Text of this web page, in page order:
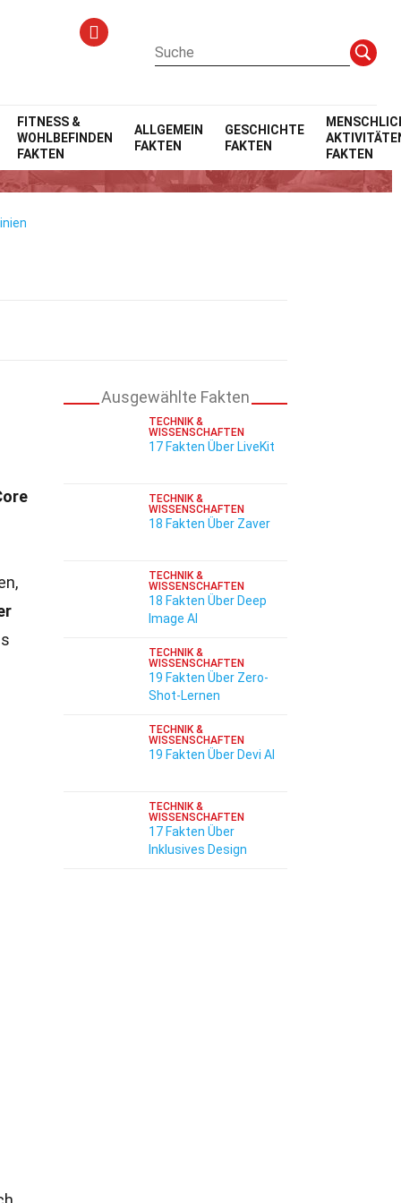
FITNESS &
WOHLBEFINDEN
FAKTEN
ALLGEMEIN
FAKTEN
GESCHICHTE
FAKTEN
FAKTEN
Ausgewählte Fakten
TECHNIK &
WISSENSCHAFTEN
17 Fakten Über LiveKit
TECHNIK &
WISSENSCHAFTEN
18 Fakten Über Zaver
TECHNIK &
WISSENSCHAFTEN
18 Fakten Über Deep
Image AI
TECHNIK &
WISSENSCHAFTEN
19 Fakten Über Zero-
Shot-Lernen
TECHNIK &
WISSENSCHAFTEN
19 Fakten Über Devi AI
TECHNIK &
WISSENSCHAFTEN
17 Fakten Über
Inklusives Design